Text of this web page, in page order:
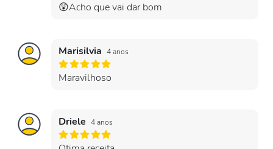
😲Acho que vai dar bom
Marisilvia 4 anos
Maravilhoso
Driele 4 anos